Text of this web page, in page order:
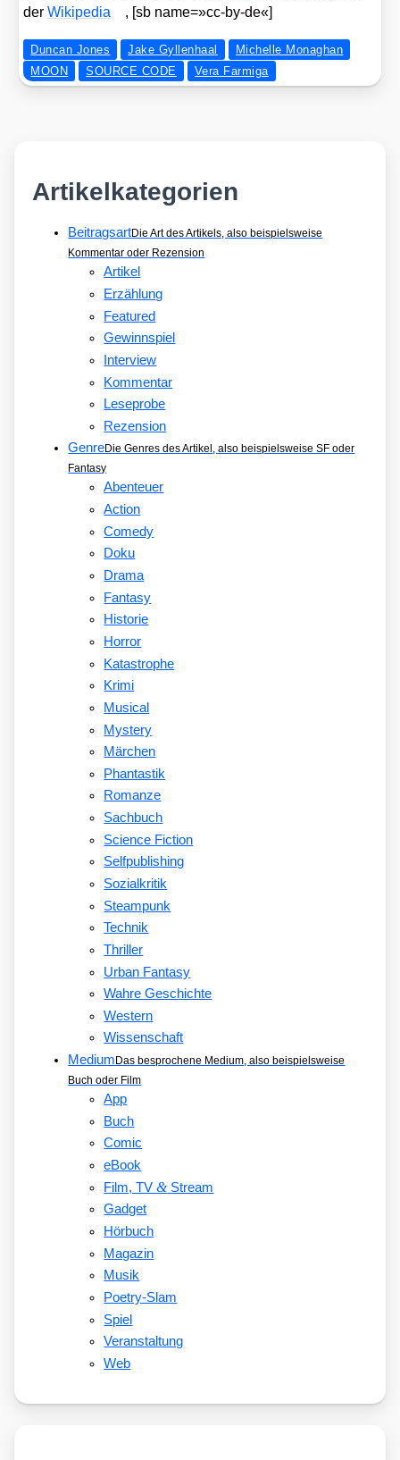
derWiki­pe­dia , [sb name=»cc-by-de«]
Duncan Jones Jake Gyllenhaal
Michelle Monaghan
MOON
SOURCE CODE Vera Farmiga
Artikelkategorien
BeitragsartDie Art des Artikels, also beispielsweise
Kommentar oder Rezension
Artikel
Erzählung
Featured
Gewinnspiel
Interview
Kommentar
Leseprobe
Rezension
GenreDie Genres des Artikel, also beispielsweise SF oder
Fantasy
Abenteuer
Action
Comedy
Doku
Drama
Fantasy
Historie
Horror
Katastrophe
Krimi
Musical
Mystery
Märchen
Phantastik
Romanze
Sachbuch
Science Fiction
Selfpublishing
Sozialkritik
Steampunk
Technik
Thriller
Urban Fantasy
Wahre Geschichte
Western
Wissenschaft
Medium Das besprochene Medium, also beispielsweise
Buch oder Film
App
Buch
Comic
eBook
Film, TV&Stream
Gadget
Hörbuch
Magazin
Musik
Poetry-Slam
Spiel
Veranstaltung
Web